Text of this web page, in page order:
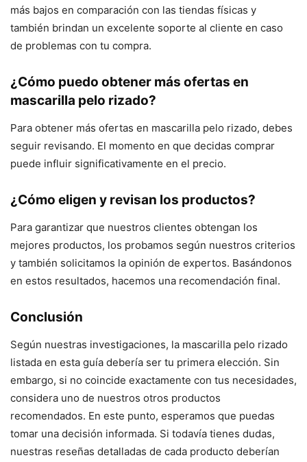
más bajos en comparación con las tiendas físicas y
también brindan un excelente soporte al cliente en caso
de problemas con tu compra.
¿Cómo puedo obtener más ofertas en
mascarilla pelo rizado?
Para obtener más ofertas en mascarilla pelo rizado, debes
seguir revisando. El momento en que decidas comprar
puede influir significativamente en el precio.
¿Cómo eligen y revisan los productos?
Para garantizar que nuestros clientes obtengan los
mejores productos, los probamos según nuestros criterios
y también solicitamos la opinión de expertos. Basándonos
en estos resultados, hacemos una recomendación final.
Conclusión
Según nuestras investigaciones, la mascarilla pelo rizado
listada en esta guía debería ser tu primera elección. Sin
embargo, si no coincide exactamente con tus necesidades,
considera uno de nuestros otros productos
recomendados. En este punto, esperamos que puedas
tomar una decisión informada. Si todavía tienes dudas,
nuestras reseñas detalladas de cada producto deberían